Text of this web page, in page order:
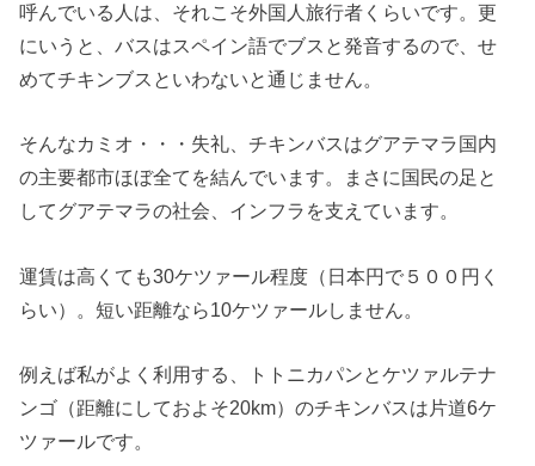
呼んでいる人は、それこそ外国人旅行者くらいです。更
にいうと、バスはスペイン語でブスと発音するので、せ
めてチキンブスといわないと通じません。
そんなカミオ・・・失礼、チキンバスはグアテマラ国内
の主要都市ほぼ全てを結んでいます。まさに国民の足と
してグアテマラの社会、インフラを支えています。
運賃は高くても30ケツァール程度（日本円で５００円く
らい）。短い距離なら10ケツァールしません。
例えば私がよく利用する、トトニカパンとケツァルテナ
ンゴ（距離にしておよそ20km）のチキンバスは片道6ケ
ツァールです。